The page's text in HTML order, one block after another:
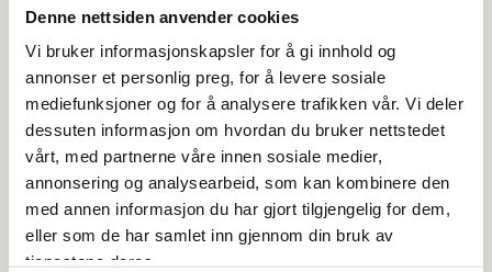
Denne nettsiden anvender cookies
Vi bruker informasjonskapsler for å gi innhold og
annonser et personlig preg, for å levere sosiale
mediefunksjoner og for å analysere trafikken vår. Vi deler
dessuten informasjon om hvordan du bruker nettstedet
vårt, med partnerne våre innen sosiale medier,
annonsering og analysearbeid, som kan kombinere den
med annen informasjon du har gjort tilgjengelig for dem,
eller som de har samlet inn gjennom din bruk av
tjenestene deres.
Dokumentasjon
Alternative produkter